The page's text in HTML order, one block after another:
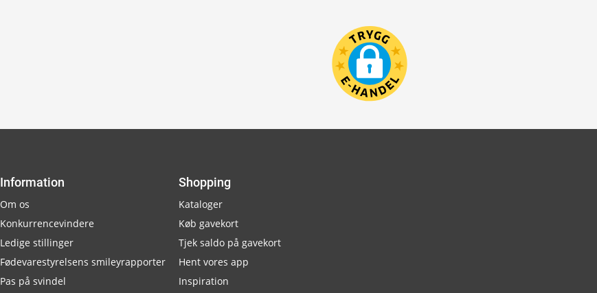
Information
Om os
Konkurrencevindere
Ledige stillinger
Fødevarestyrelsens smileyrapporter
Pas på svindel
Shopping
Kataloger
Køb gavekort
Tjek saldo på gavekort
Hent vores app
Inspiration